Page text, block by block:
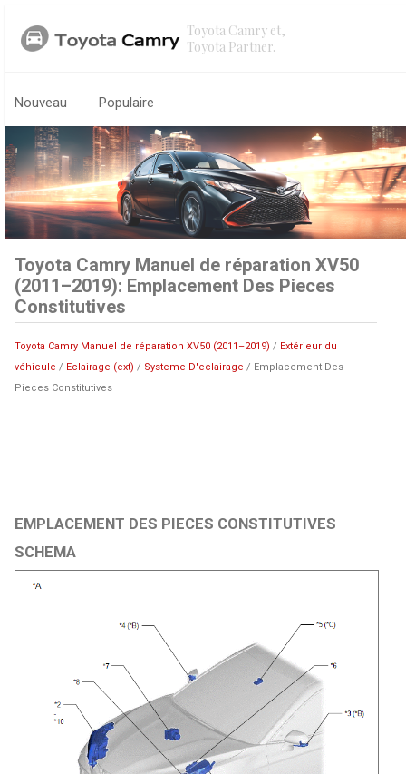
Toyota Camry et,
Toyota Partner.
Nouveau Populaire
Toyota Camry Manuel de réparation XV50
(2011–2019): Emplacement Des Pieces
Constitutives
Toyota Camry Manuel de réparation XV50 (2011–2019) / Extérieur du
véhicule / Eclairage (ext) / Systeme D'eclairage / Emplacement Des
Pieces Constitutives
EMPLACEMENT DES PIECES CONSTITUTIVES
SCHEMA